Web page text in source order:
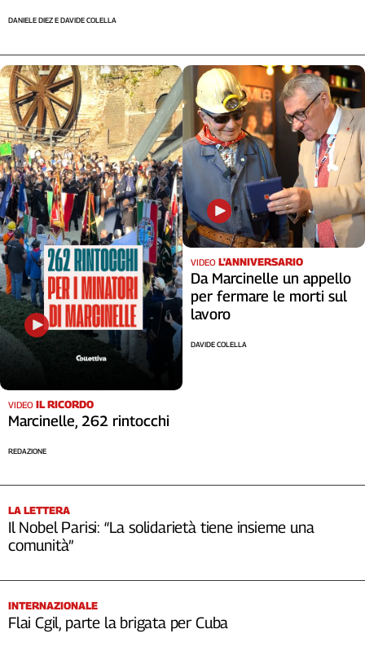
DANIELE DIEZ E DAVIDE COLELLA
VIDEO IL RICORDO
Marcinelle, 262 rintocchi
REDAZIONE
VIDEO L'ANNIVERSARIO
Da Marcinelle un appello
per fermare le morti sul
lavoro
DAVIDE COLELLA
LA LETTERA
Il Nobel Parisi: “La solidarietà tiene insieme una
comunità”
INTERNAZIONALE
Flai Cgil, parte la brigata per Cuba